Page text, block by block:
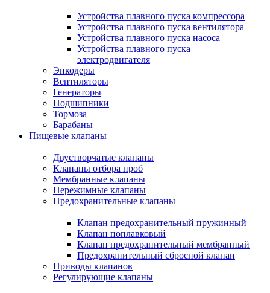
Устройства плавного пуска компрессора
Устройства плавного пуска вентилятора
Устройства плавного пуска насоса
Устройства плавного пуска
электродвигателя
Энкодеры
Вентиляторы
Генераторы
Подшипники
Тормоза
Барабаны
Пищевые клапаны
Двустворчатые клапаны
Клапаны отбора проб
Мембранные клапаны
Пережимные клапаны
Предохранительные клапаны
Клапан предохранительный пружинный
Клапан поплавковый
Клапан предохранительный мембранный
Предохранительный сбросной клапан
Приводы клапанов
Регулирующие клапаны